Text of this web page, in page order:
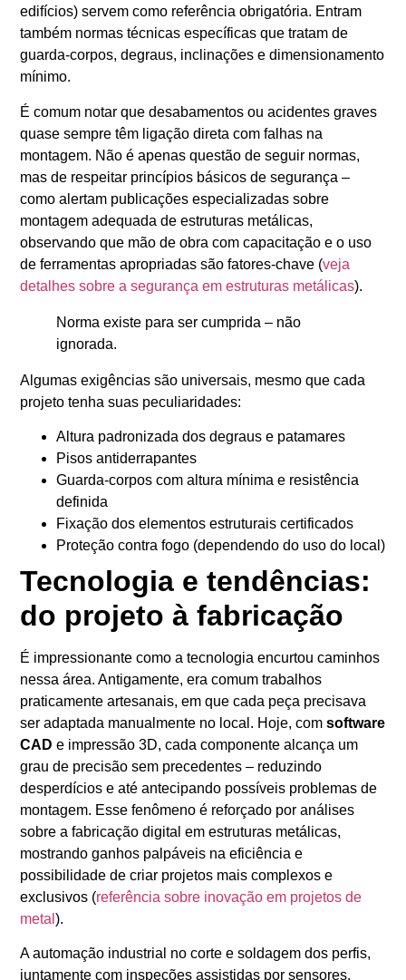
edifícios) servem como referência obrigatória. Entram
também normas técnicas específicas que tratam de
guarda-corpos, degraus, inclinações e dimensionamento
mínimo.
É comum notar que desabamentos ou acidentes graves
quase sempre têm ligação direta com falhas na
montagem. Não é apenas questão de seguir normas,
mas de respeitar princípios básicos de segurança –
como alertam publicações especializadas sobre
montagem adequada de estruturas metálicas,
observando que mão de obra com capacitação e o uso
de ferramentas apropriadas são fatores-chave (veja
detalhes sobre a segurança em estruturas metálicas).
Norma existe para ser cumprida – não
ignorada.
Algumas exigências são universais, mesmo que cada
projeto tenha suas peculiaridades:
Altura padronizada dos degraus e patamares
Pisos antiderrapantes
Guarda-corpos com altura mínima e resistência
definida
Fixação dos elementos estruturais certificados
Proteção contra fogo (dependendo do uso do local)
Tecnologia e tendências:
do projeto à fabricação
É impressionante como a tecnologia encurtou caminhos
nessa área. Antigamente, era comum trabalhos
praticamente artesanais, em que cada peça precisava
ser adaptada manualmente no local. Hoje, comsoftware
CAD e impressão 3D, cada componente alcança um
grau de precisão sem precedentes – reduzindo
desperdícios e até antecipando possíveis problemas de
montagem. Esse fenômeno é reforçado por análises
sobre a fabricação digital em estruturas metálicas,
mostrando ganhos palpáveis na eficiência e
possibilidade de criar projetos mais complexos e
exclusivos (referência sobre inovação em projetos de
metal).
A automação industrial no corte e soldagem dos perfis,
juntamente com inspeções assistidas por sensores,